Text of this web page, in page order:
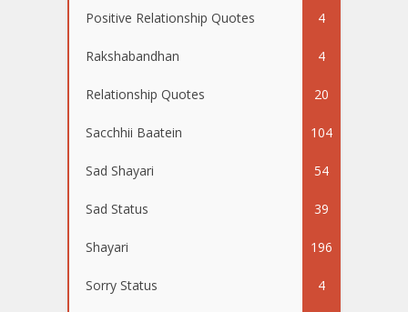
Positive Relationship Quotes 4
Rakshabandhan 4
Relationship Quotes 20
Sacchhii Baatein 104
Sad Shayari 54
Sad Status 39
Shayari 196
Sorry Status 4